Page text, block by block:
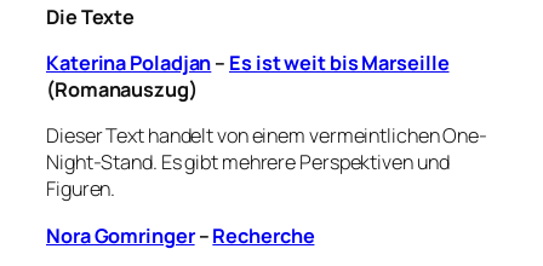
Die Texte
Katerina Poladjan– Es ist weit bis Marseille
(Romanauszug)
Dieser Text handelt von einem vermeintlichen One-
Night-Stand. Es gibt mehrere Perspektiven und
Figuren.
Nora Gomringer–Recherche